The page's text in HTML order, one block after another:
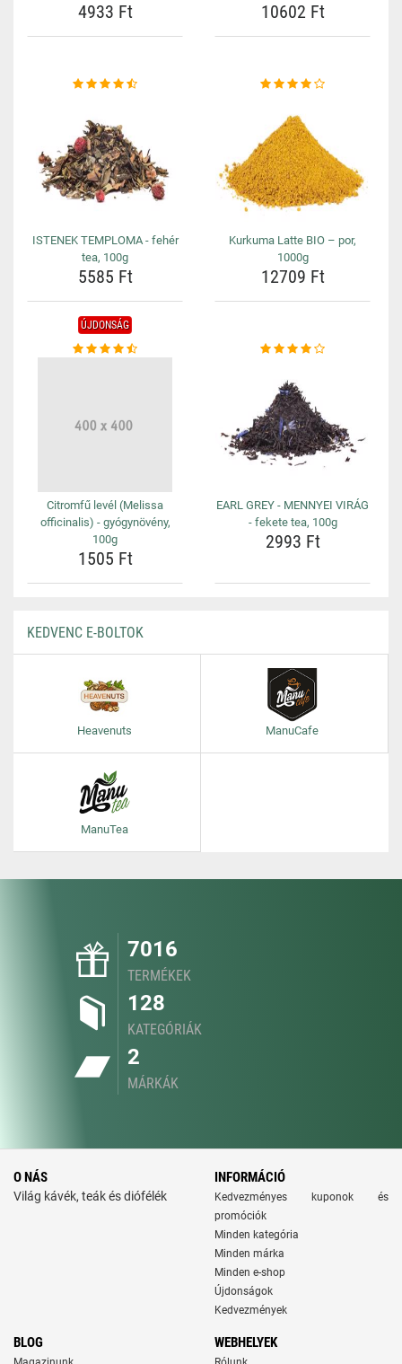
4933 Ft 10602 Ft
ISTENEK TEMPLOMA - fehér
tea, 100g
5585 Ft
Kurkuma Latte BIO – por,
1000g
12709 Ft
ÚJDONSÁG
Citromfű levél (Melissa
officinalis) - gyógynövény,
100g
1505 Ft
EARL GREY - MENNYEI VIRÁG
- fekete tea, 100g
2993 Ft
KEDVENC E-BOLTOK
Heavenuts ManuCafe
ManuTea
7016
TERMÉKEK
128
KATEGÓRIÁK
2
MÁRKÁK
O NÁS
Világ kávék, teák és diófélék
INFORMÁCIÓ
Kedvezményes kuponok és
promóciók
Minden kategória
Minden márka
Minden e-shop
Újdonságok
Kedvezmények
BLOG WEBHELYEK